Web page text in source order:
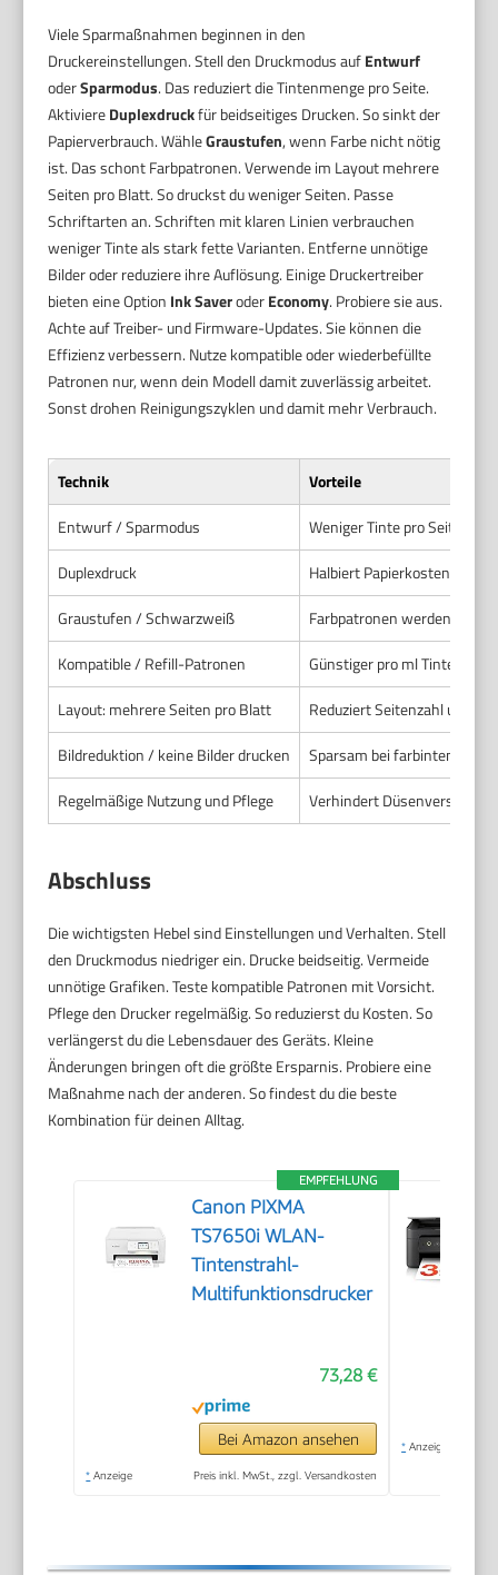
Viele Sparmaßnahmen beginnen in den
Druckereinstellungen. Stell den Druckmodus aufEntwurf
oderSparmodus. Das reduziert die Tintenmenge pro Seite.
AktiviereDuplexdruckfür beidseitiges Drucken. So sinkt der
Papierverbrauch. WähleGraustufen, wenn Farbe nicht nötig
ist. Das schont Farbpatronen. Verwende im Layout mehrere
Seiten pro Blatt. So druckst du weniger Seiten. Passe
Schriftarten an. Schriften mit klaren Linien verbrauchen
weniger Tinte als stark fette Varianten. Entferne unnötige
Bilder oder reduziere ihre Auflösung. Einige Druckertreiber
bieten eine Option Ink SaveroderEconomy. Probiere sie aus.
Achte auf Treiber- und Firmware-Updates. Sie können die
Effizienz verbessern. Nutze kompatible oder wiederbefüllte
Patronen nur, wenn dein Modell damit zuverlässig arbeitet.
Sonst drohen Reinigungszyklen und damit mehr Verbrauch.
Technik
Vorteile
Entwurf / Sparmodus
Weniger Tinte pro Seite.
Duplexdruck
Halbiert Papierkosten.
Graustufen / Schwarzweiß
Farbpatronen werden
Kompatible / Refill-Patronen
Günstiger pro ml Tinte.
Layout: mehrere Seiten pro Blatt
Reduziert Seitenzahl und
Bildreduktion / keine Bilder drucken
Sparsam bei farbintensiven
Regelmäßige Nutzung und Pflege
Verhindert
Abschluss
Die wichtigsten Hebel sind Einstellungen und Verhalten. Stell
den Druckmodus niedriger ein. Drucke beidseitig. Vermeide
unnötige Grafiken. Teste kompatible Patronen mit Vorsicht.
Pflege den Drucker regelmäßig. So reduzierst du Kosten. So
verlängerst du die Lebensdauer des Geräts. Kleine
Änderungen bringen oft die größte Ersparnis. Probiere eine
Maßnahme nach der anderen. So findest du die beste
Kombination für deinen Alltag.
EMPFEHLUNG
Canon PIXMA
TS7650i WLAN-
Tintenstrahl-
Multifunktionsdrucker
73,28 €
Bei Amazon ansehen
* Anzeige Preis inkl. MwSt., zzgl. Versandkosten
* Anzeige